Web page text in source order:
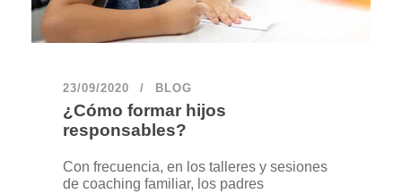
23/09/2020 BLOG
¿Cómo formar hijos
responsables?
Con frecuencia, en los talleres y sesiones
de coaching familiar, los padres